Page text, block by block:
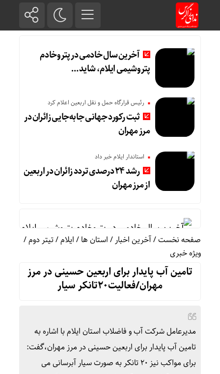
آخرین سال خادمی در پتروخادم
پتروشیمی ایلام، شاید …
رئیس قرارگاه حمل و نقل اربعین اعلام کرد
ثبت رکورد جهانی جابه‌جایی زائران در
مرز مهران
استاندار ایلام خبر داد
رشد ۲۴ درصدی تردد زائران در اربعین
از مرز مهران
آخرین سال خادمی در پتروخادم پتروشیمی ایلام،
ثبت رکورد جهانی جابه‌جایی زائران در مرز مهران
رشد ۲۴ درصدی تردد زائران در اربعین از مرز مهران
رئیس ستاد مرکزی اربعین: سهم مهران از تردد زائر بیش از ۵۰
همکاری تهران و بغداد برای خدمت به زائران در مرز
فرمانده قرارگاه اربعین: ۲.۸ میلیون زائر به کشور بازگشتند
پورجمشیدیان: راهپیمایی اربعین بزرگ‌ترین
صفحه نخست/آخرین اخبار/استان ها/ایلام/تیتر دوم/
ویژه خبری
تامین آب پایدار برای اربعین حسینی در مرز
مهران/فعالیت۲۰تانکر سیار
مدیرعامل شرکت آب و فاضلاب استان ایلام با اشاره به
تامین آب پایدار برای اربعین حسینی در مرز مهران،گفت:
برای مواکب نیز ۲۰ تانکر به صورت سیار آبرسانی می